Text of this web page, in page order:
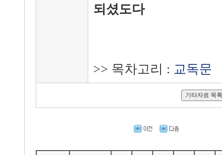
되셨도다
>> 목차고리 : 교독문